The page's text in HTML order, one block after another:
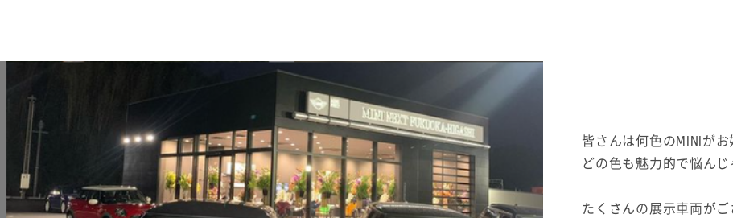
皆さんは何色のMINIがお
どの色も魅力的で悩んじ
たくさんの展示車両が